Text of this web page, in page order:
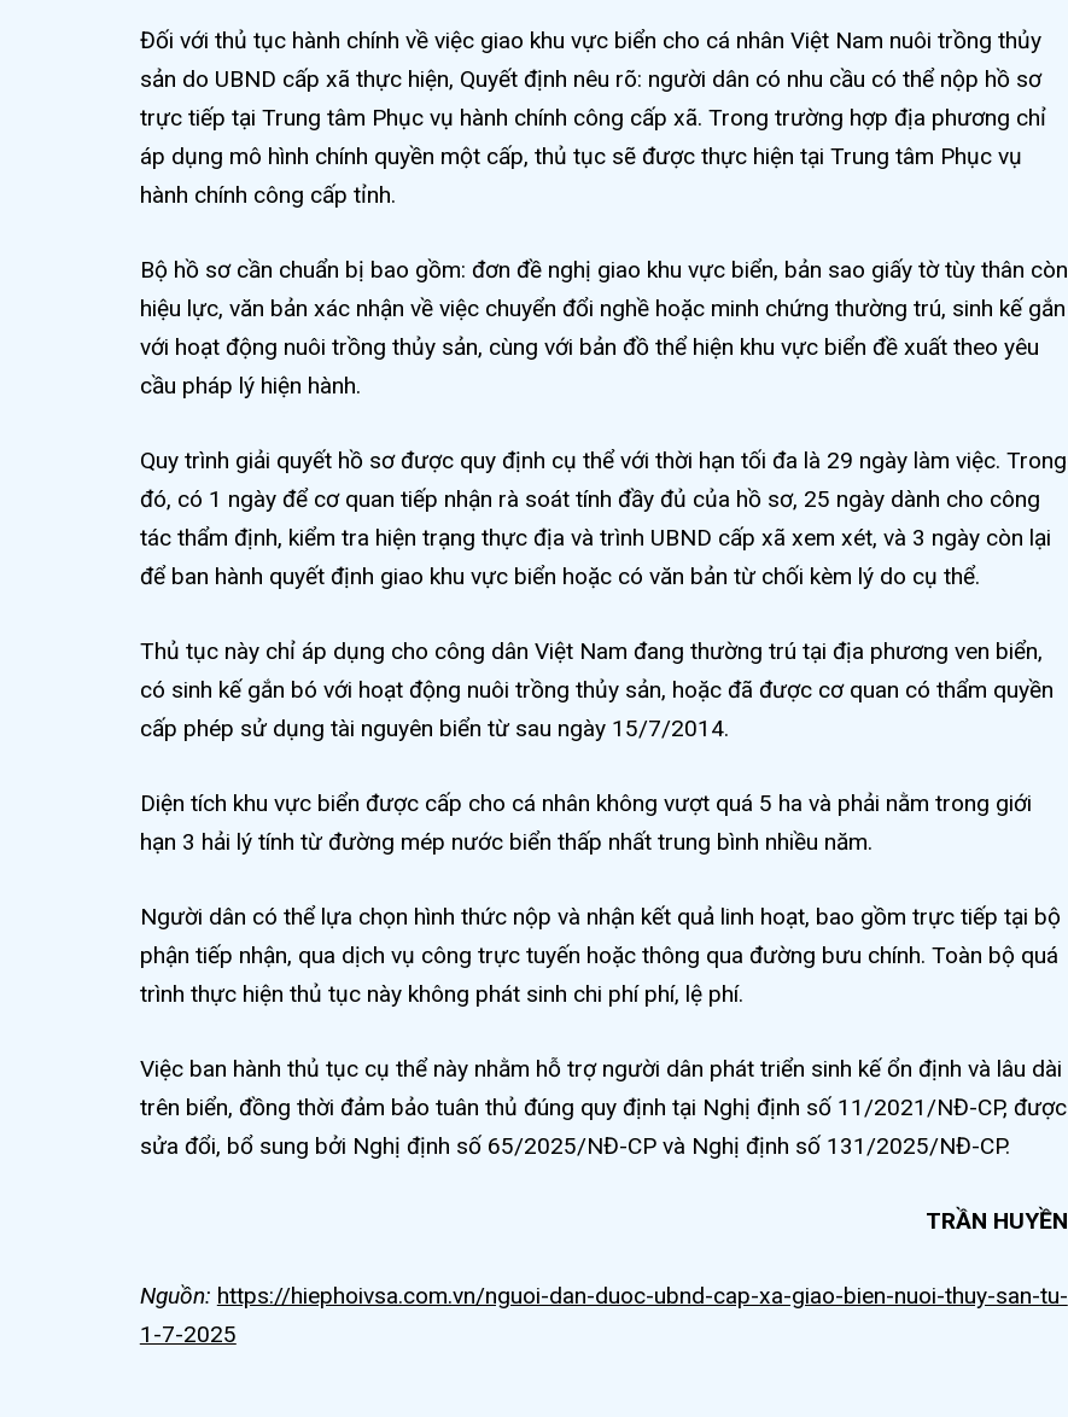
Đối với thủ tục hành chính về việc giao khu vực biển cho cá nhân Việt Nam nuôi trồng thủy
sản do UBND cấp xã thực hiện, Quyết định nêu rõ: người dân có nhu cầu có thể nộp hồ sơ
trực tiếp tại Trung tâm Phục vụ hành chính công cấp xã. Trong trường hợp địa phương chỉ
áp dụng mô hình chính quyền một cấp, thủ tục sẽ được thực hiện tại Trung tâm Phục vụ
hành chính công cấp tỉnh.
Bộ hồ sơ cần chuẩn bị bao gồm: đơn đề nghị giao khu vực biển, bản sao giấy tờ tùy thân còn
hiệu lực, văn bản xác nhận về việc chuyển đổi nghề hoặc minh chứng thường trú, sinh kế gắn
với hoạt động nuôi trồng thủy sản, cùng với bản đồ thể hiện khu vực biển đề xuất theo yêu
cầu pháp lý hiện hành.
Quy trình giải quyết hồ sơ được quy định cụ thể với thời hạn tối đa là 29 ngày làm việc. Trong
đó, có 1 ngày để cơ quan tiếp nhận rà soát tính đầy đủ của hồ sơ, 25 ngày dành cho công
tác thẩm định, kiểm tra hiện trạng thực địa và trình UBND cấp xã xem xét, và 3 ngày còn lại
để ban hành quyết định giao khu vực biển hoặc có văn bản từ chối kèm lý do cụ thể.
Thủ tục này chỉ áp dụng cho công dân Việt Nam đang thường trú tại địa phương ven biển,
có sinh kế gắn bó với hoạt động nuôi trồng thủy sản, hoặc đã được cơ quan có thẩm quyền
cấp phép sử dụng tài nguyên biển từ sau ngày 15/7/2014.
Diện tích khu vực biển được cấp cho cá nhân không vượt quá 5 ha và phải nằm trong giới
hạn 3 hải lý tính từ đường mép nước biển thấp nhất trung bình nhiều năm.
Người dân có thể lựa chọn hình thức nộp và nhận kết quả linh hoạt, bao gồm trực tiếp tại bộ
phận tiếp nhận, qua dịch vụ công trực tuyến hoặc thông qua đường bưu chính. Toàn bộ quá
trình thực hiện thủ tục này không phát sinh chi phí phí, lệ phí.
Việc ban hành thủ tục cụ thể này nhằm hỗ trợ người dân phát triển sinh kế ổn định và lâu dài
trên biển, đồng thời đảm bảo tuân thủ đúng quy định tại Nghị định số 11/2021/NĐ-CP, được
sửa đổi, bổ sung bởi Nghị định số 65/2025/NĐ-CP và Nghị định số 131/2025/NĐ-CP.
TRẦN HUYỀN
Nguồn: https://hiephoivsa.com.vn/nguoi-dan-duoc-ubnd-cap-xa-giao-bien-nuoi-thuy-san-tu-
1-7-2025